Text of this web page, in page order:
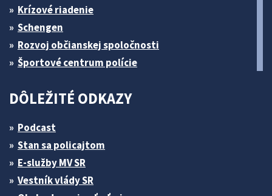
Krízové riadenie
Schengen
Rozvoj občianskej spoločnosti
Športové centrum polície
DÔLEŽITÉ ODKAZY
Podcast
Stan sa policajtom
E-služby MV SR
Vestník vlády SR